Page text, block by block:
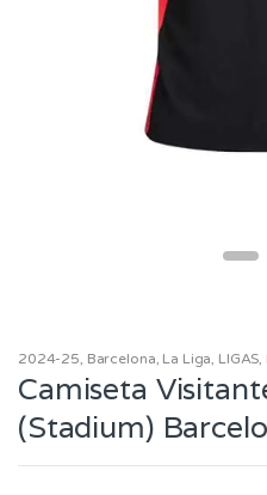
2024-25, Barcelona, La Liga, LIGAS,
Camiseta
(Stadium)